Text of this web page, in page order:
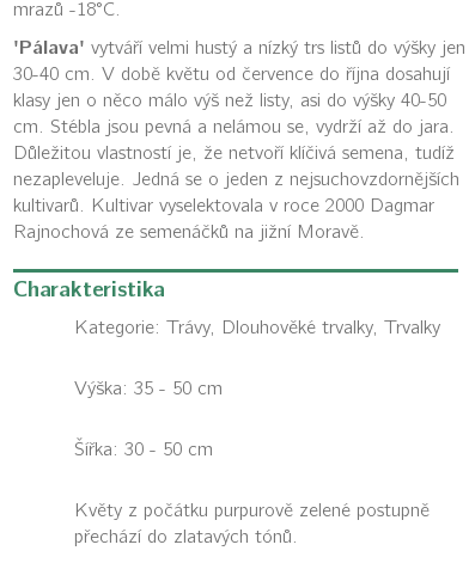
mrazů -18°C.
'Pálava' vytváří velmi hustý a nízký trs listů do výšky jen
30-40 cm. V době květu od července do října dosahují
klasy jen o něco málo výš než listy, asi do výšky 40-50
cm. Stébla jsou pevná a nelámou se, vydrží až do jara.
Důležitou vlastností je, že netvoří klíčivá semena, tudíž
nezapleveluje. Jedná se o jeden z nejsuchovzdornějších
kultivarů. Kultivar vyselektovala v roce 2000 Dagmar
Rajnochová ze semenáčků na jižní Moravě.
Charakteristika
Kategorie: Trávy, Dlouhověké trvalky, Trvalky
Výška: 35 - 50 cm
Šířka: 30 - 50 cm
Květy z počátku purpurově zelené postupně
přechází do zlatavých tónů.